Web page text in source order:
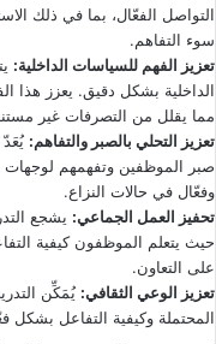
التواصل الفعّال، بما في ذلك
سوء التفاهم.
تعزيز الفهم للسياسات الداخلية:
الداخلية بشكل دقيق. يعزز هذا
مما يقلل من التصرفات غير
تعزيز التحلي بالصبر والتفاهم:
صبر الموظفين وتفهمهم لوجهات
وفعّال في حالات النزاع.
تحفيز العمل الجماعي: يشجع
حيث يتعلم الموظفون كيفية
على التعاون.
تعزيز الوعي الثقافي: يُمَكِّن
المحتملة وكيفية التفاعل بشكل